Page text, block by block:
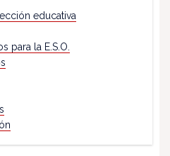
educativa
para la E.S.O.